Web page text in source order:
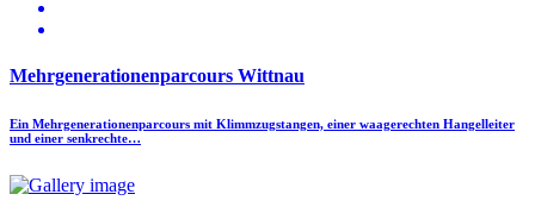
Mehrgenerationenparcours Wittnau
Ein Mehrgenerationenparcours mit Klimmzugstangen, einer waagerechten Hangelleiter
und einer senkrechte…